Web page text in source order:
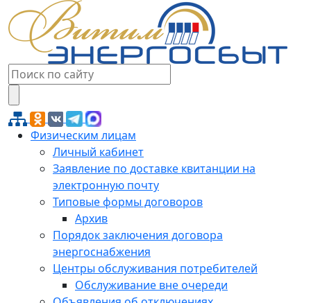
Физическим лицам
Личный кабинет
Заявление по доставке квитанции на
электронную почту
Типовые формы договоров
Архив
Порядок заключения договора
энергоснабжения
Центры обслуживания потребителей
Обслуживание вне очереди